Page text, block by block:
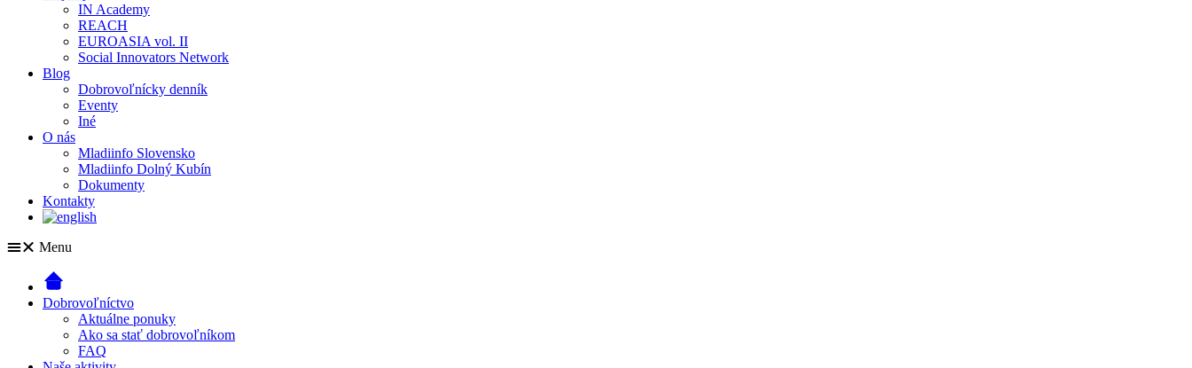
IN Academy
REACH
EUROASIA vol. II
Social Innovators Network
Blog
Dobrovoľnícky denník
Eventy
Iné
O nás
Mladiinfo Slovensko
Mladiinfo Dolný Kubín
Dokumenty
Kontakty
Menu
Dobrovoľníctvo
Aktuálne ponuky
Ako sa stať dobrovoľníkom
FAQ